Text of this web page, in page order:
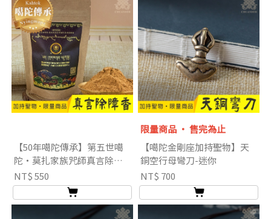
【50年噶陀傳承】第五世噶
陀‧莫扎家族咒師真言除障
香粉-50g
NT$ 550
限量商品 ‧ 售完為止
【噶陀金剛座加持聖物】天
銅空行母彎刀-迷你
NT$ 700